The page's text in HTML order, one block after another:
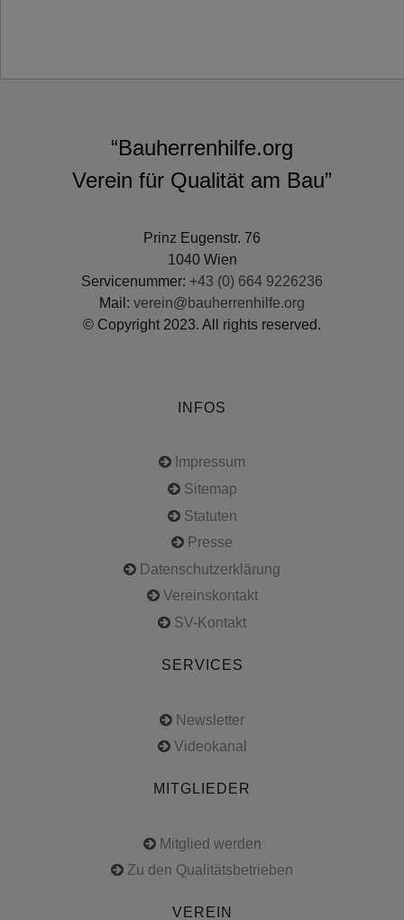
“Bauherrenhilfe.org
Verein für Qualität am Bau”
Prinz Eugenstr. 76
1040 Wien
Servicenummer: +43 (0) 664 9226236
Mail: verein@bauherrenhilfe.org
© Copyright 2023. All rights reserved.
INFOS
Impressum
Sitemap
Statuten
Presse
Datenschutzerklärung
Vereinskontakt
SV-Kontakt
SERVICES
Newsletter
Videokanal
MITGLIEDER
Mitglied werden
Zu den Qualitätsbetrieben
VEREIN